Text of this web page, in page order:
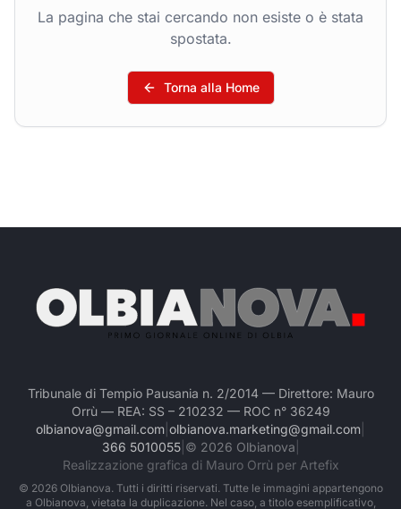
La pagina che stai cercando non esiste o è stata
spostata.
Torna alla Home
Tribunale di Tempio Pausania n. 2/2014 — Direttore: Mauro
Orrù — REA: SS – 210232 — ROC n° 36249
olbianova@gmail.com olbianova.marketing@gmail.com
366 5010055| © 2026 Olbianova
Realizzazione grafica di Mauro Orrù per Artefix
© 2026Olbianova. Tutti i diritti riservati. Tutte le immagini appartengono
a Olbianova, vietata la duplicazione. Nel caso, a titolo esemplificativo,